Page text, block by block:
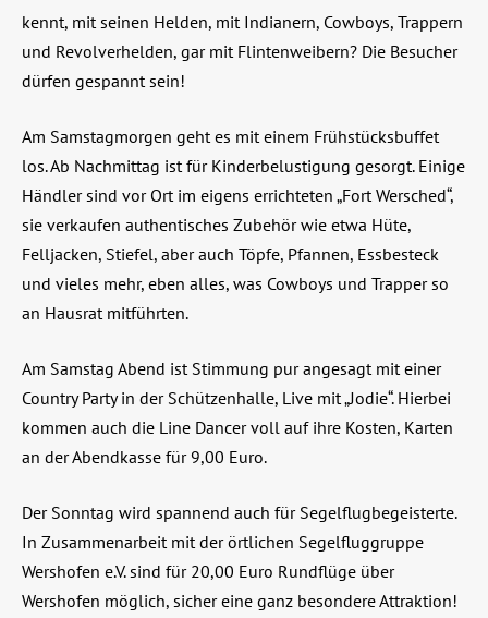
kennt, mit seinen Helden, mit Indianern, Cowboys, Trappern
und Revolverhelden, gar mit Flintenweibern? Die Besucher
dürfen gespannt sein!
Am Samstagmorgen geht es mit einem Frühstücksbuffet
los. Ab Nachmittag ist für Kinderbelustigung gesorgt. Einige
Händler sind vor Ort im eigens errichteten „Fort Wersched“,
sie verkaufen authentisches Zubehör wie etwa Hüte,
Felljacken, Stiefel, aber auch Töpfe, Pfannen, Essbesteck
und vieles mehr, eben alles, was Cowboys und Trapper so
an Hausrat mitführten.
Am Samstag Abend ist Stimmung pur angesagt mit einer
Country Party in der Schützenhalle, Live mit „Jodie“. Hierbei
kommen auch die Line Dancer voll auf ihre Kosten, Karten
an der Abendkasse für 9,00 Euro.
Der Sonntag wird spannend auch für Segelflugbegeisterte.
In Zusammenarbeit mit der örtlichen Segelfluggruppe
Wershofen e.V. sind für 20,00 Euro Rundflüge über
Wershofen möglich, sicher eine ganz besondere Attraktion!